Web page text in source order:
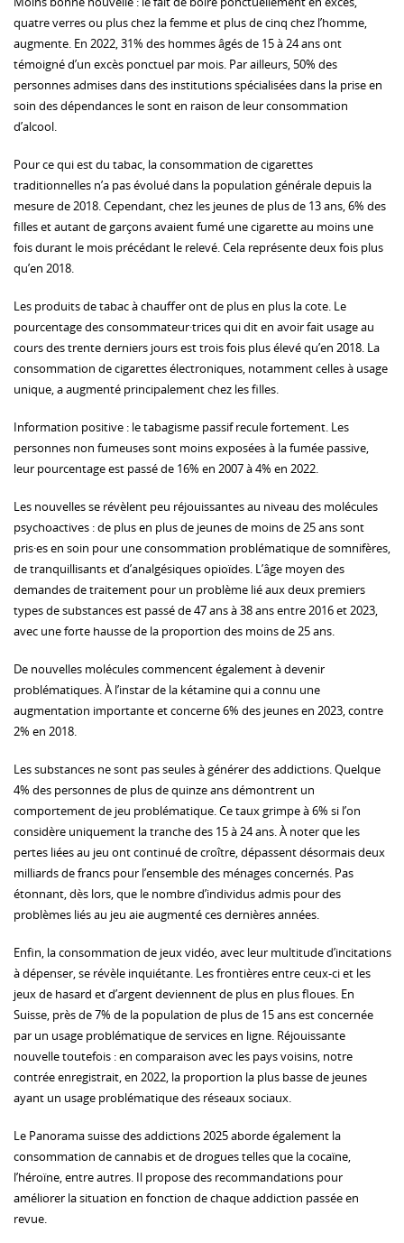
quatre verres ou plus chez la femme et plus de cinq chez l’homme,
augmente. En 2022, 31% des hommes âgés de 15 à 24 ans ont
témoigné d’un excès ponctuel par mois. Par ailleurs, 50% des
personnes admises dans des institutions spécialisées dans la prise en
soin des dépendances le sont en raison de leur consommation
d’alcool.
Pour ce qui est du tabac, la consommation de cigarettes
traditionnelles n’a pas évolué dans la population générale depuis la
mesure de 2018. Cependant, chez les jeunes de plus de 13 ans, 6% des
filles et autant de garçons avaient fumé une cigarette au moins une
fois durant le mois précédant le relevé. Cela représente deux fois plus
qu’en 2018.
Les produits de tabac à chauffer ont de plus en plus la cote. Le
pourcentage des consommateur·trices qui dit en avoir fait usage au
cours des trente derniers jours est trois fois plus élevé qu’en 2018. La
consommation de cigarettes électroniques, notamment celles à usage
unique, a augmenté principalement chez les filles.
Information positive : le tabagisme passif recule fortement. Les
personnes non fumeuses sont moins exposées à la fumée passive,
leur pourcentage est passé de 16% en 2007 à 4% en 2022.
Les nouvelles se révèlent peu réjouissantes au niveau des molécules
psychoactives : de plus en plus de jeunes de moins de 25 ans sont
pris·es en soin pour une consommation problématique de somnifères,
de tranquillisants et d’analgésiques opioïdes. L’âge moyen des
demandes de traitement pour un problème lié aux deux premiers
types de substances est passé de 47 ans à 38 ans entre 2016 et 2023,
avec une forte hausse de la proportion des moins de 25 ans.
De nouvelles molécules commencent également à devenir
problématiques. À l’instar de la kétamine qui a connu une
augmentation importante et concerne 6% des jeunes en 2023, contre
2% en 2018.
Les substances ne sont pas seules à générer des addictions. Quelque
4% des personnes de plus de quinze ans démontrent un
comportement de jeu problématique. Ce taux grimpe à 6% si l’on
considère uniquement la tranche des 15 à 24 ans. À noter que les
pertes liées au jeu ont continué de croître, dépassent désormais deux
milliards de francs pour l’ensemble des ménages concernés. Pas
étonnant, dès lors, que le nombre d’individus admis pour des
problèmes liés au jeu aie augmenté ces dernières années.
Enfin, la consommation de jeux vidéo, avec leur multitude d’incitations
à dépenser, se révèle inquiétante. Les frontières entre ceux-ci et les
jeux de hasard et d’argent deviennent de plus en plus floues. En
Suisse, près de 7% de la population de plus de 15 ans est concernée
par un usage problématique de services en ligne. Réjouissante
nouvelle toutefois : en comparaison avec les pays voisins, notre
contrée enregistrait, en 2022, la proportion la plus basse de jeunes
ayant un usage problématique des réseaux sociaux.
Le Panorama suisse des addictions 2025 aborde également la
consommation de cannabis et de drogues telles que la cocaïne,
l’héroïne, entre autres. Il propose des recommandations pour
améliorer la situation en fonction de chaque addiction passée en
revue.